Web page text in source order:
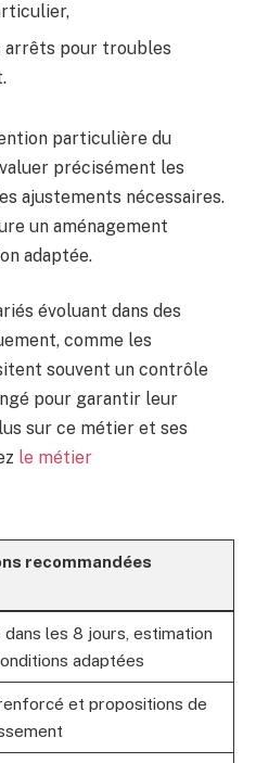
arrêts pour troubles
particulière du
précisément les
ajustements nécessaires.
un aménagement
adaptée.
évoluant dans des
comme les
souvent un contrôle
pour garantir leur
sur ce métier et ses
le métier
recommandées
dans les 8 jours, estimation
adaptées
et propositions de